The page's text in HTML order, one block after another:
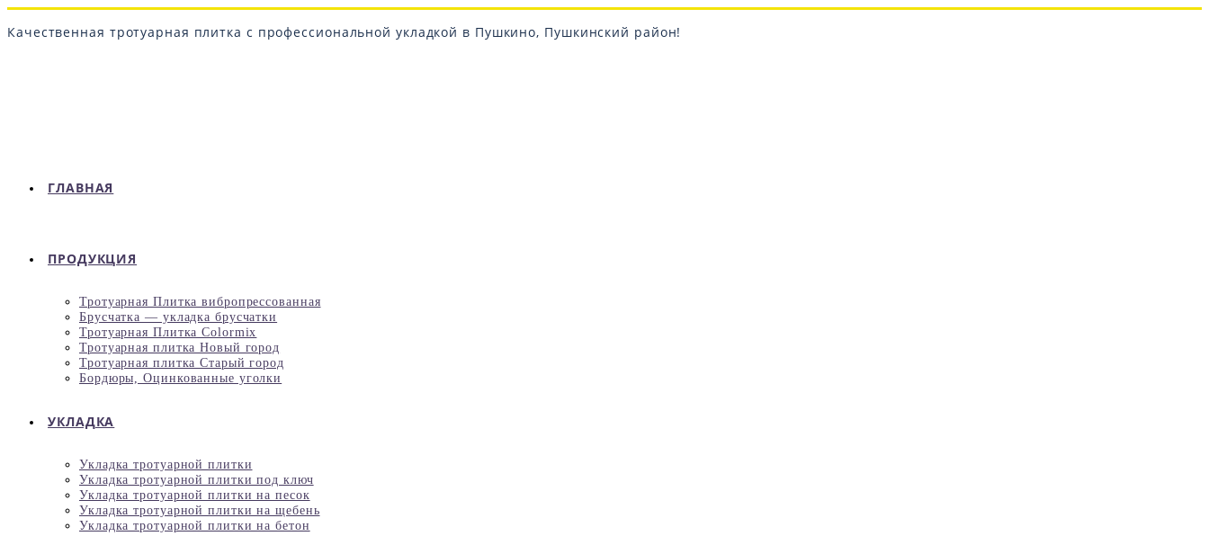
Перейти
к
Качественная тротуарная плитка с профессиональной укладкой в Пушкино, Пушкинский район!
ГЛАВНАЯ
ПРОДУКЦИЯ
Тротуарная Плитка вибропрессованная
Брусчатка — укладка брусчатки
Тротуарная Плитка Colormix
Тротуарная плитка Новый город
Тротуарная плитка Старый город
Бордюры, Оцинкованные уголки
УКЛАДКА
Укладка тротуарной плитки
Укладка тротуарной плитки под ключ
Укладка тротуарной плитки на песок
Укладка тротуарной плитки на щебень
Укладка тротуарной плитки на бетон